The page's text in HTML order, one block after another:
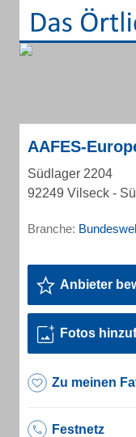
AAFES-
Südlager 2204
92249 Vilseck -
Branche:
Anbieter
Fotos
Zu meinen
Festnetz